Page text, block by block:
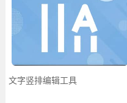
文字竖排编辑工具